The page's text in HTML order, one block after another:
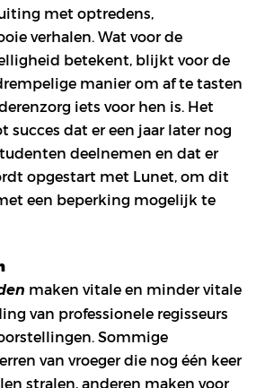
met optredens,
verhalen. Wat voor de
betekent, blijkt voor de
manier om af te tasten
iets voor hen is. Het
succes dat er een jaar later nog
deelnemen en dat er
opgestart met Lunet, om dit
een beperking mogelijk te
maken vitale en minder vitale
van professionele regisseurs
Sommige
van vroeger die nog één keer
stralen, anderen maken voor